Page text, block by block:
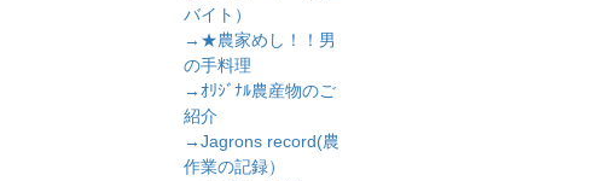
バイト）
→★農家めし！！男
の手料理
→ｵﾘｼﾞﾅﾙ農産物のご
紹介
→Jagrons record(農
作業の記録）